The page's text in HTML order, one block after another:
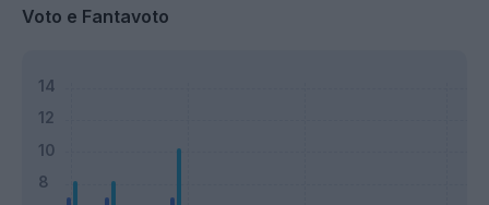
Voto e Fantavoto